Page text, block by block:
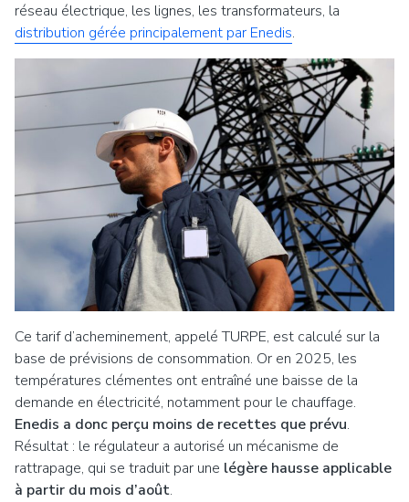
réseau électrique, les lignes, les transformateurs, la
distribution gérée principalement par Enedis.
Ce tarif d’acheminement, appelé TURPE, est calculé sur la
base de prévisions de consommation. Or en 2025, les
températures clémentes ont entraîné une baisse de la
demande en électricité, notamment pour le chauffage.
Enedis a donc perçu moins de recettes que prévu.
Résultat : le régulateur a autorisé un mécanisme de
rattrapage, qui se traduit par une légère hausse applicable
à partir du mois d’août.